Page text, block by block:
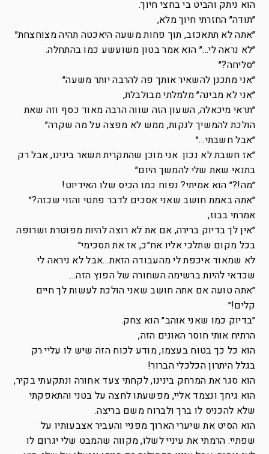
הוא ניתק והביט בי בחצי חיוך.
״תודה״ החזרתי חיוך מלא,
״אתה לא תתאכזב, תוך פחות משעה היאכטה תהיה מצוחצחת״
״לא נראה לי…״ הוא אמר בטון משועשע כמו בהתחלה.
״סליחה?״
״אני מתכנן להשאיר אותך פה להרבה יותר משעה״
״אני לא מבינה״ מלמלתי מבולבלת,
״תראי מיכאלה, השעון הזה שווה הרבה מאוד כסף וזה שאת
הולכת להמשיך לנקות, ממש לא מפצה על מה שקרה״
״אבל חשבתי…״
״אז חשבת לא נכון. אני מוכן שהתקרית תשאר בינינו, אבל רק
בתנאי שאת שלי להמשך היום״
״מה!?״ הוא אמיתי? נפוח כמו הכיס שלו האידיוט!
״אתה באמת חושב שאני אסכים לדבר פתטי והזוי שכזה?״
אמרתי בבוז,
״אין לך בדיוק ברירה, אם את לא רוצה להיות מפוטרת ושרופה
בכל מקום שתלכי אליו אח״כ, אז את תסכימי״
לא שמאוד איכפת לי מהעבודה הזאת…אבל לא ניראה לי
שכדאי להיות ברשימה השחורה של הפוץ הזה…
״אתה טועה אם אתה חושב שאני הולכת לעשות לך חיים
קלים!״
״בדיוק כמו שאני אוהב״ הוא צחק.
הרתיח אותי חוסר האונים הזה,
הוא כל כך בטוח בעצמו, מודע לכוח הזה שיש לו עליי רק
בגלל היתרון הכלכלי הברור!
הוא סגר את המרחק בינינו, לקחתי צעד אחורה ונתקעתי בקיר,
הוא גיחך ונצמד אליי, מפשעתו לחצה על בטני והתאפקתי
שלא להכניס לו ברך ולברוח משם בריצה.
הוא הסיט את שיערי הארוך מפניי והעביר אצבעותיו על
שפתיי. הרמתי את עיניי לשלו, מקווה שהמבט שלי יגרום לו